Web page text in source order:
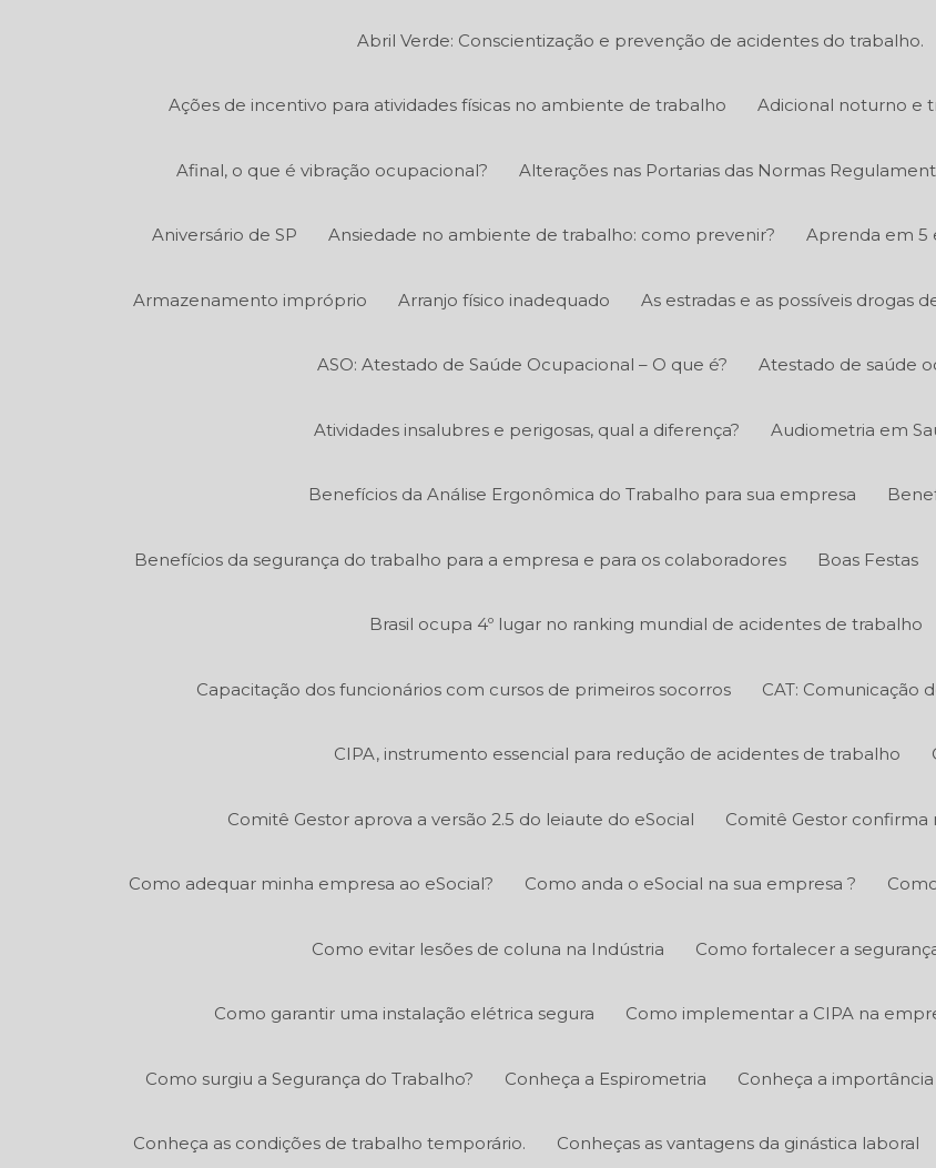
Abril Verde: Conscientização e prevenção de acidentes do trabalho.
Ações de incentivo para atividades físicas no ambiente de trabalho Adicional noturno e
Afinal, o que é vibração ocupacional? Alterações nas Portarias das Normas
Aniversário de SP Ansiedade no ambiente de trabalho: como prevenir? Aprenda em 5
Armazenamento impróprio Arranjo físico inadequado As estradas e as possíveis drogas
ASO: Atestado de Saúde Ocupacional – O que é? Atestado de saúde
Atividades insalubres e perigosas, qual a diferença? Audiometria em
Benefícios da Análise Ergonômica do Trabalho para sua empresa
Benefícios da segurança do trabalho para a empresa e para os colaboradores Boas Festas
Brasil ocupa 4º lugar no ranking mundial de acidentes de trabalho
Capacitação dos funcionários com cursos de primeiros socorros CAT: Comunicação
CIPA, instrumento essencial para redução de acidentes de trabalho
Comitê Gestor aprova a versão 2.5 do leiaute do eSocial Comitê Gestor confirma
Como adequar minha empresa ao eSocial? Como anda o eSocial na sua empresa ?
Como evitar lesões de coluna na Indústria Como fortalecer a
Como garantir uma instalação elétrica segura Como implementar a CIPA na
Como surgiu a Segurança do Trabalho? Conheça a Espirometria Conheça a
Conheça as condições de trabalho temporário. Conheças as vantagens da ginástica laboral